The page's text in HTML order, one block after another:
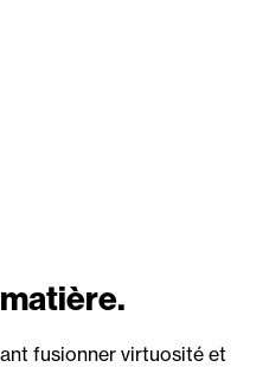
matière.
fusionner virtuosité et